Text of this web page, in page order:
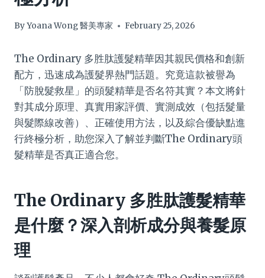
ByYoana Wong 醫美專家 February 25, 2026
The Ordinary 多胜肽護髮精華因其親民價格和創新
配方，迅速成為護髮界熱門話題。究竟這款被譽為
「防脫髮救星」的頭髮精華是否名符其實？本文將針
對其成分原理、真實用家評價、實測成效（包括髮量
與髮際線改善）、正確使用方法，以及綜合優缺點進
行終極分析，助您深入了解並判斷The Ordinary頭
髮精華是否真正適合您。
The Ordinary 多胜肽護髮精華
是什麼？深入剖析成分與養髮原
理